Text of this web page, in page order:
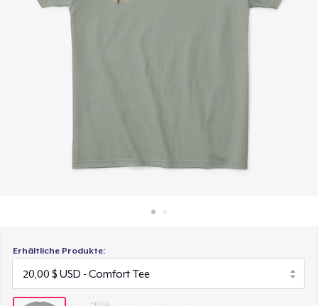
Erhältliche Produkte:
Classic Long Sleeve Tee